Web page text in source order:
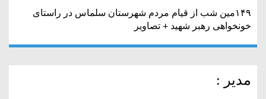
۱۴۹مین شب از قیام مردم شهرستان سلماس در راستای
خونخواهی رهبر شهید + تصاویر
مدیر :